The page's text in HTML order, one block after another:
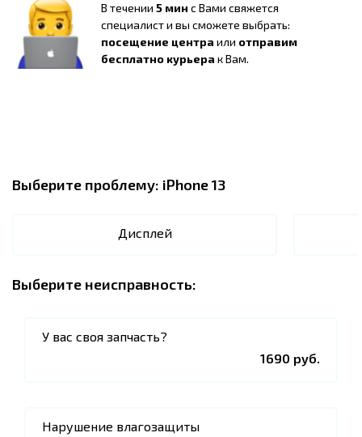
В течении 5 мин с Вами свяжется
специалист и вы сможете выбрать:
посещение центра или отправим
бесплатно курьера к Вам.
Выберите проблему: iPhone 13
Дисплей
Выберите неисправность:
У вас своя запчасть?
1690 руб.
Нарушение влагозащиты